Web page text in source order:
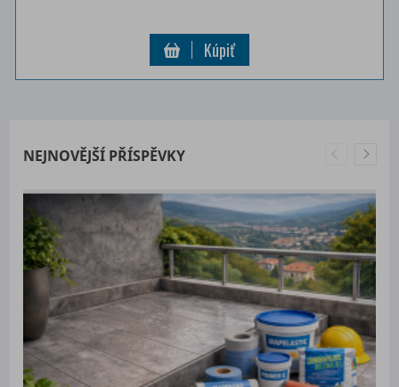
Kúpiť
NEJNOVĚJŠÍ PŘÍSPĚVKY